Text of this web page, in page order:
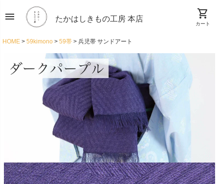
menu たかはしきもの工房 本店 shopping_cart
カート
HOME 59kimono 59帯 兵児帯 サンドアート